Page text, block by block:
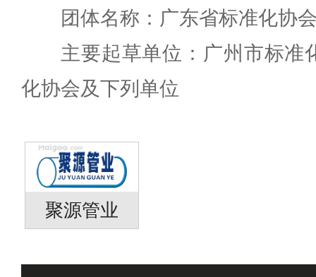
团体名称：广东省标准化协
主要起草单位：广州市标准
化协会及下列单位
聚源管业